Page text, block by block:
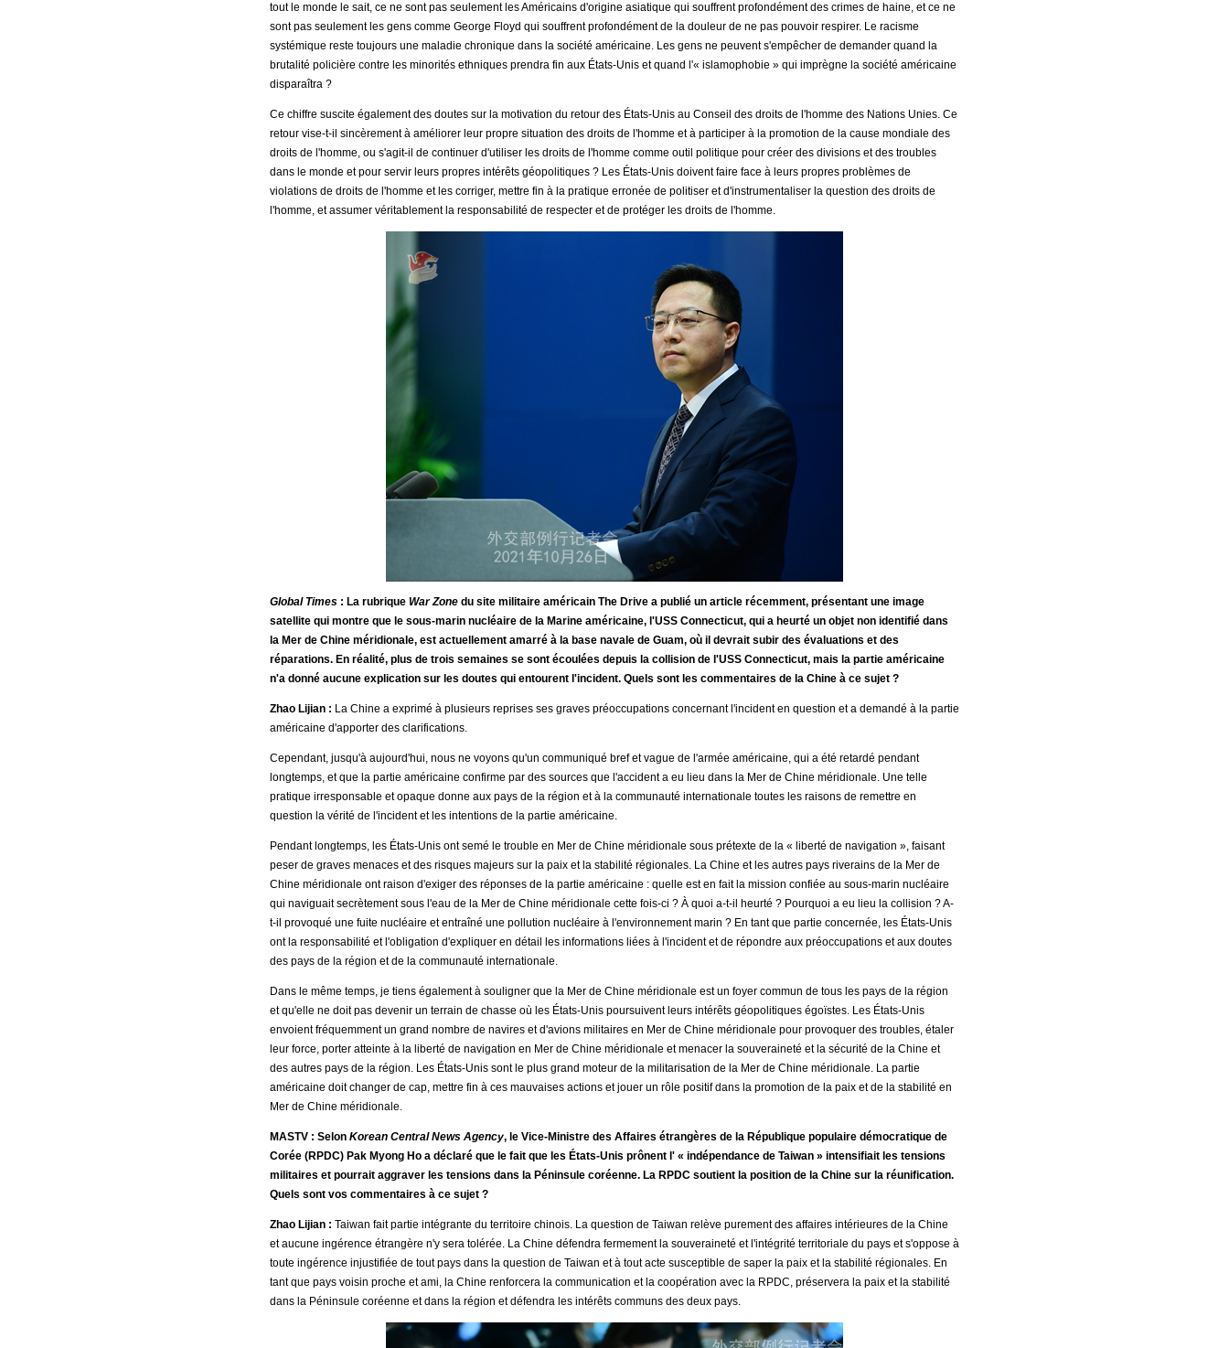
tout le monde le sait, ce ne sont pas seulement les Américains d'origine asiatique qui souffrent profondément des crimes de haine, et ce ne
sont pas seulement les gens comme George Floyd qui souffrent profondément de la douleur de ne pas pouvoir respirer. Le racisme
systémique reste toujours une maladie chronique dans la société américaine. Les gens ne peuvent s'empêcher de demander quand la
brutalité policière contre les minorités ethniques prendra fin aux États-Unis et quand l'« islamophobie » qui imprègne la société américaine
disparaîtra ?
Ce chiffre suscite également des doutes sur la motivation du retour des États-Unis au Conseil des droits de l'homme des Nations Unies. Ce
retour vise-t-il sincèrement à améliorer leur propre situation des droits de l'homme et à participer à la promotion de la cause mondiale des
droits de l'homme, ou s'agit-il de continuer d'utiliser les droits de l'homme comme outil politique pour créer des divisions et des troubles
dans le monde et pour servir leurs propres intérêts géopolitiques ? Les États-Unis doivent faire face à leurs propres problèmes de
violations de droits de l'homme et les corriger, mettre fin à la pratique erronée de politiser et d'instrumentaliser la question des droits de
l'homme, et assumer véritablement la responsabilité de respecter et de protéger les droits de l'homme.
Global Times : La rubrique War Zone du site militaire américain The Drive a publié un article récemment, présentant une image
satellite qui montre que le sous-marin nucléaire de la Marine américaine, l'USS Connecticut, qui a heurté un objet non identifié dans
la Mer de Chine méridionale, est actuellement amarré à la base navale de Guam, où il devrait subir des évaluations et des
réparations. En réalité, plus de trois semaines se sont écoulées depuis la collision de l'USS Connecticut, mais la partie américaine
n'a donné aucune explication sur les doutes qui entourent l'incident. Quels sont les commentaires de la Chine à ce sujet ?
Zhao Lijian : La Chine a exprimé à plusieurs reprises ses graves préoccupations concernant l'incident en question et a demandé à la partie
américaine d'apporter des clarifications.
Cependant, jusqu'à aujourd'hui, nous ne voyons qu'un communiqué bref et vague de l'armée américaine, qui a été retardé pendant
longtemps, et que la partie américaine confirme par des sources que l'accident a eu lieu dans la Mer de Chine méridionale. Une telle
pratique irresponsable et opaque donne aux pays de la région et à la communauté internationale toutes les raisons de remettre en
question la vérité de l'incident et les intentions de la partie américaine.
Pendant longtemps, les États-Unis ont semé le trouble en Mer de Chine méridionale sous prétexte de la « liberté de navigation », faisant
peser de graves menaces et des risques majeurs sur la paix et la stabilité régionales. La Chine et les autres pays riverains de la Mer de
Chine méridionale ont raison d'exiger des réponses de la partie américaine : quelle est en fait la mission confiée au sous-marin nucléaire
qui naviguait secrètement sous l'eau de la Mer de Chine méridionale cette fois-ci ? À quoi a-t-il heurté ? Pourquoi a eu lieu la collision ? A-
t-il provoqué une fuite nucléaire et entraîné une pollution nucléaire à l'environnement marin ? En tant que partie concernée, les États-Unis
ont la responsabilité et l'obligation d'expliquer en détail les informations liées à l'incident et de répondre aux préoccupations et aux doutes
des pays de la région et de la communauté internationale.
Dans le même temps, je tiens également à souligner que la Mer de Chine méridionale est un foyer commun de tous les pays de la région
et qu'elle ne doit pas devenir un terrain de chasse où les États-Unis poursuivent leurs intérêts géopolitiques égoïstes. Les États-Unis
envoient fréquemment un grand nombre de navires et d'avions militaires en Mer de Chine méridionale pour provoquer des troubles, étaler
leur force, porter atteinte à la liberté de navigation en Mer de Chine méridionale et menacer la souveraineté et la sécurité de la Chine et
des autres pays de la région. Les États-Unis sont le plus grand moteur de la militarisation de la Mer de Chine méridionale. La partie
américaine doit changer de cap, mettre fin à ces mauvaises actions et jouer un rôle positif dans la promotion de la paix et de la stabilité en
Mer de Chine méridionale.
MASTV : Selon Korean Central News Agency, le Vice-Ministre des Affaires étrangères de la République populaire démocratique de
Corée (RPDC) Pak Myong Ho a déclaré que le fait que les États-Unis prônent l' « indépendance de Taiwan » intensifiait les tensions
militaires et pourrait aggraver les tensions dans la Péninsule coréenne. La RPDC soutient la position de la Chine sur la réunification.
Quels sont vos commentaires à ce sujet ?
Zhao Lijian : Taiwan fait partie intégrante du territoire chinois. La question de Taiwan relève purement des affaires intérieures de la Chine
et aucune ingérence étrangère n'y sera tolérée. La Chine défendra fermement la souveraineté et l'intégrité territoriale du pays et s'oppose à
toute ingérence injustifiée de tout pays dans la question de Taiwan et à tout acte susceptible de saper la paix et la stabilité régionales. En
tant que pays voisin proche et ami, la Chine renforcera la communication et la coopération avec la RPDC, préservera la paix et la stabilité
dans la Péninsule coréenne et dans la région et défendra les intérêts communs des deux pays.